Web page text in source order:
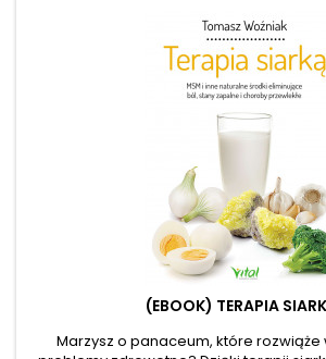
(EBOOK) TERAPIA
Marzysz o panaceum, które rozwiąże